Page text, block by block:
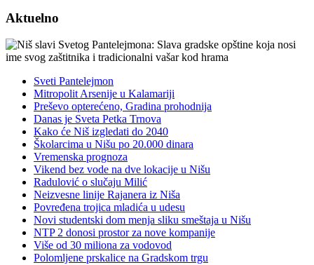
Aktuelno
Sveti Pantelejmon
Mitropolit Arsenije u Kalamariji
Preševo opterećeno, Gradina prohodnija
Danas je Sveta Petka Trnova
Kako će Niš izgledati do 2040
Školarcima u Nišu po 20.000 dinara
Vremenska prognoza
Vikend bez vode na dve lokacije u Nišu
Radulović o slučaju Milić
Neizvesne linije Rajanera iz Niša
Povređena trojica mladića u udesu
Novi studentski dom menja sliku smeštaja u Nišu
NTP 2 donosi prostor za nove kompanije
Više od 30 miliona za vodovod
Polomljene prskalice na Gradskom trgu